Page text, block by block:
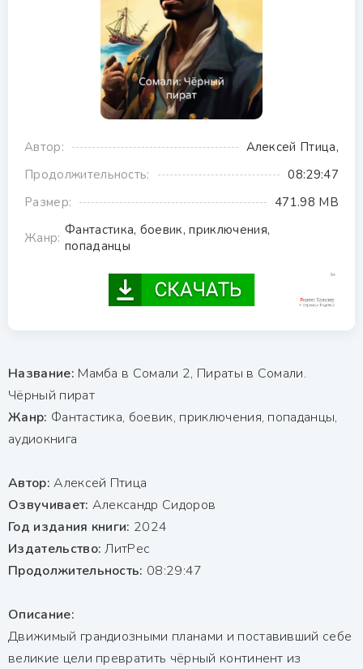
Автор:
Алексей Птица,
Продолжительность:
08:29:47
Размер:
471.98 MB
Жанр: Фантастика, боевик, приключения,
попаданцы
Название: Мамба в Сомали 2, Пираты в Сомали.
Чёрный пират
Жанр: Фантастика, боевик, приключения, попаданцы,
аудиокнига
Автор:Алексей Птица
Озвучивает: Александр Сидоров
Год издания книги: 2024
Издательство:ЛитРес
Продолжительность: 08:29:47
Описание:
Движимый грандиозными планами и поставивший себе
великие цели превратить чёрный континент из